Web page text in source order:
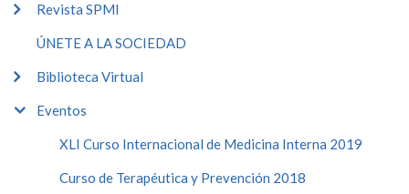
Revista SPMI
ÚNETE A LA SOCIEDAD
Biblioteca Virtual
Eventos
XLI Curso Internacional de Medicina Interna 2019
Curso de Terapéutica y Prevención 2018